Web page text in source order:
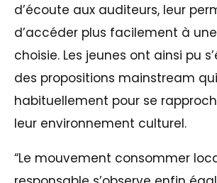
d’écoute aux auditeurs, leur
d’accéder plus facilement à
choisie. Les jeunes ont ainsi pu
des propositions mainstream
habituellement pour se
leur environnement culturel.
“Le mouvement consommer